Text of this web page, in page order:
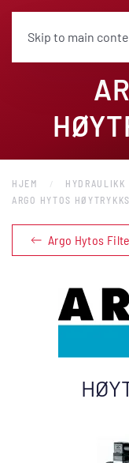
Skip to main
HJEM HYDRAULIKK
ARGO HYTOS
Argo Hytos